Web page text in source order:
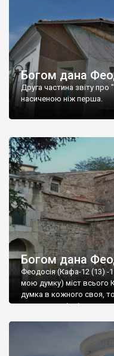
Богом дана
Друга частина звіту
насиченою ніж перша.
Богом дана
Феодосія (Кафа-12 (13) -
мою думку) міст всього
думка в кожного своя,
запрошую відвідати це